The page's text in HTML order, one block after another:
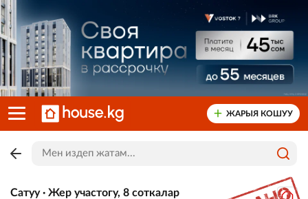
ЖАРЫЯ КОШУУ
Сатуу · Жер участогу, 8 соткалар